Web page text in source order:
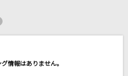
[帰ってほしいの]